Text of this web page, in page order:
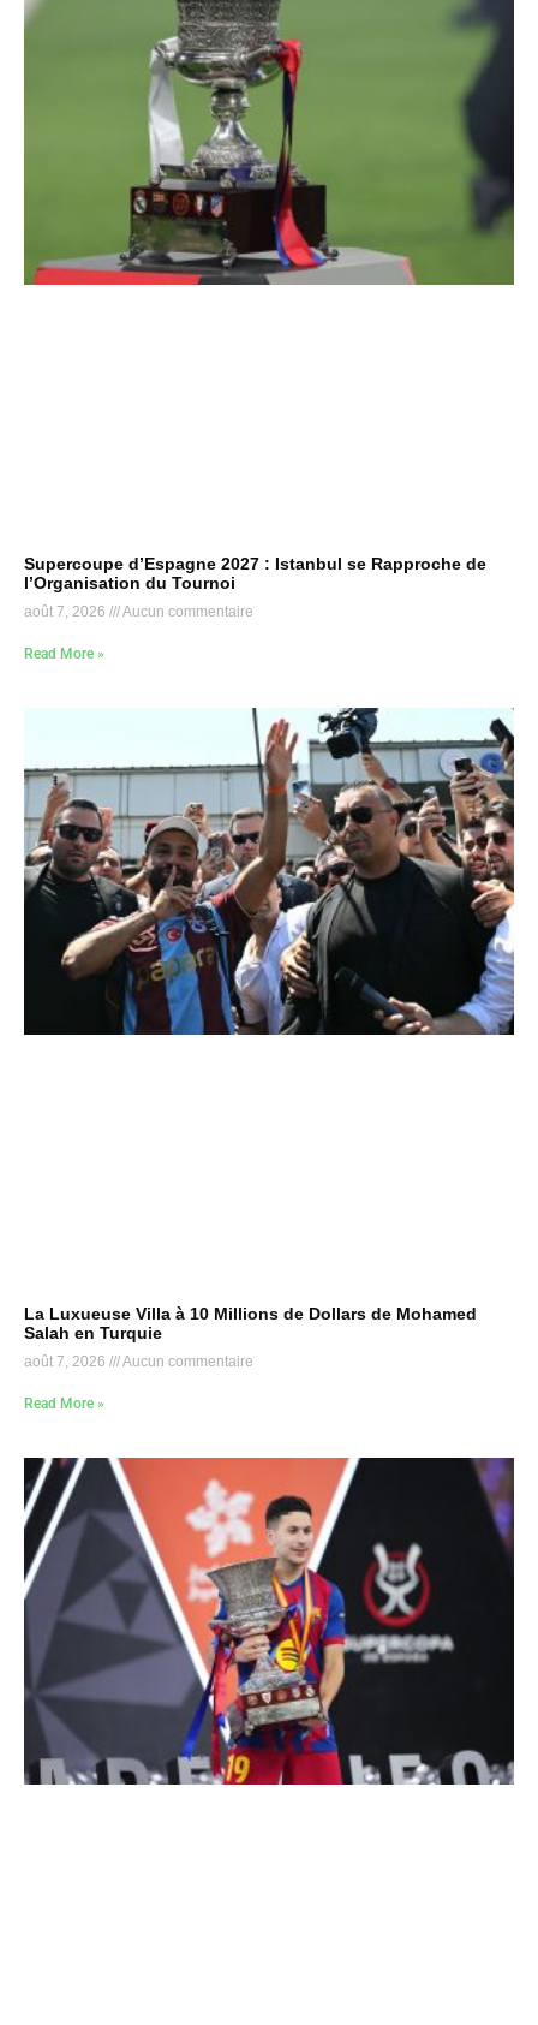
Supercoupe d’Espagne 2027 : Istanbul se Rapproche de
l’Organisation du Tournoi
août 7, 2026 Aucun commentaire
Read More »
La Luxueuse Villa à 10 Millions de Dollars de Mohamed
Salah en Turquie
août 7, 2026 Aucun commentaire
Read More »